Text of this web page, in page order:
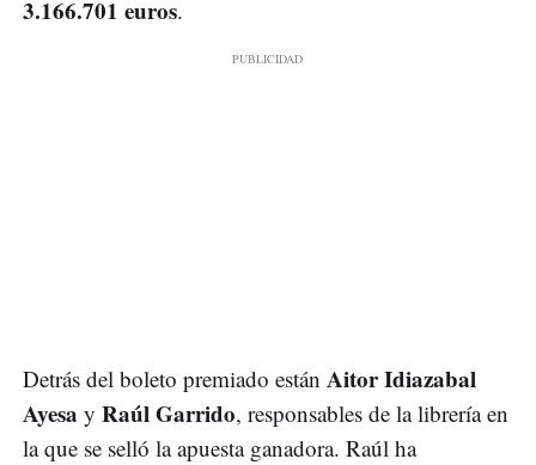
3.166.701 euros.
Detrás del boleto premiado están Aitor Idiazabal
Ayesa y Raúl Garrido, responsables de la librería en
la que se selló la apuesta ganadora. Raúl ha